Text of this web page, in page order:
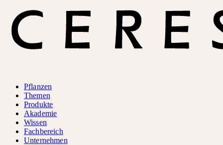
Pflanzen
Themen
Produkte
Akademie
Wissen
Fachbereich
Unternehmen